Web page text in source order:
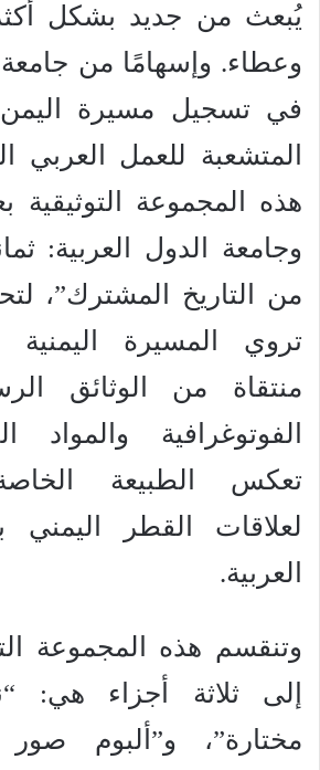
يُبعث من جديد بشكل
وعطاء. وإسهامًا من جامعة
في تسجيل مسيرة
المتشعبة للعمل العربي
هذه المجموعة التوثيقية
وجامعة الدول العربية:
من التاريخ المشترك”،
تروي المسيرة
منتقاة من الوثائق
الفوتوغرافية والمواد
تعكس الطبيعة
لعلاقات القطر اليمني
العربية.
وتنقسم هذه المجموعة
إلى ثلاثة أجزاء هي:
مختارة”، و”ألبوم صور